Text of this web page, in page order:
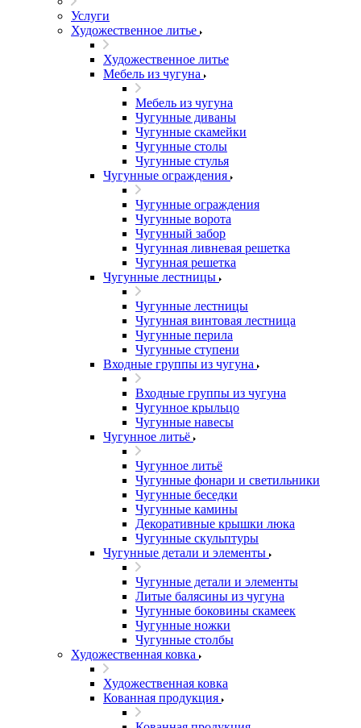
Услуги
Художественное литье
Художественное литье
Мебель из чугуна
Мебель из чугуна
Чугунные диваны
Чугунные скамейки
Чугунные столы
Чугунные стулья
Чугунные ограждения
Чугунные ограждения
Чугунные ворота
Чугунный забор
Чугунная ливневая решетка
Чугунная решетка
Чугунные лестницы
Чугунные лестницы
Чугунная винтовая лестница
Чугунные перила
Чугунные ступени
Входные группы из чугуна
Входные группы из чугуна
Чугунное крыльцо
Чугунные навесы
Чугунное литьё
Чугунное литьё
Чугунные фонари и светильники
Чугунные беседки
Чугунные камины
Декоративные крышки люка
Чугунные скульптуры
Чугунные детали и элементы
Чугунные детали и элементы
Литые балясины из чугуна
Чугунные боковины скамеек
Чугунные ножки
Чугунные столбы
Художественная ковка
Художественная ковка
Кованная продукция